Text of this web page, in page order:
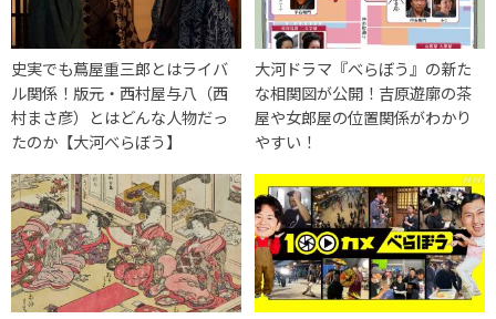
史実でも蔦屋重三郎とはライバ
ル関係！版元・西村屋与八（西
村まさ彦）とはどんな人物だっ
たのか【大河べらぼう】
大河ドラマ『べらぼう』の新た
な相関図が公開！吉原遊廓の茶
屋や女郎屋の位置関係がわかり
やすい！